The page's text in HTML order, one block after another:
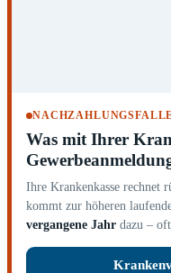
Was mit Ihrer
Ihre Krankenkasse rechnet
kommt zur höheren
vergangene Jahr dazu –